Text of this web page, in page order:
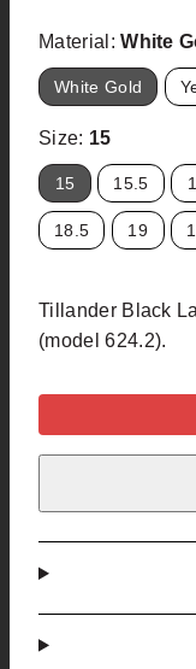
Material:White
White Gold
Size: 15
15 15.5
18.5 19
Tillander Black
(model 624.2).